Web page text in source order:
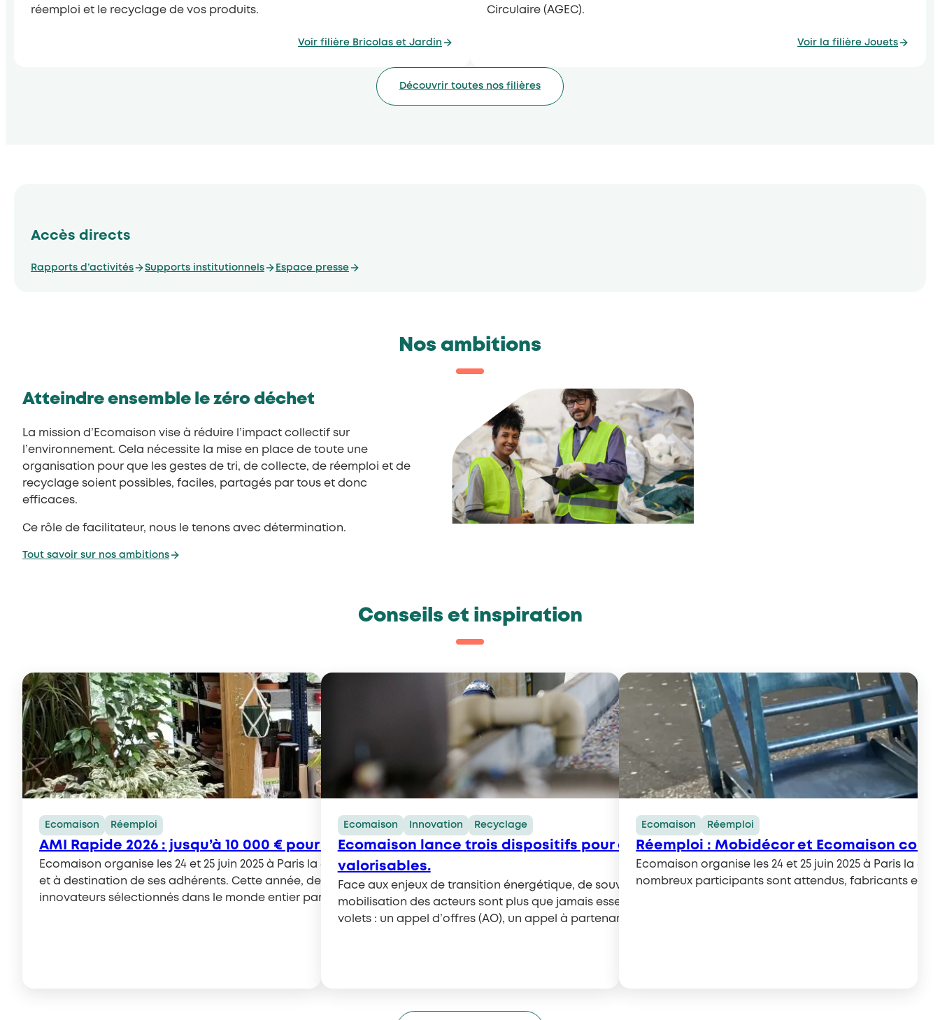
réemploi et le recyclage de vos produits.
Voir filière Bricolas et Jardin
Circulaire (AGEC).
Voir la filière Jouets
Découvrir toutes nos filières
Accès directs
Rapports d’activités Supports institutionnels Espace presse
Nos ambitions
Atteindre ensemble le zéro déchet
La mission d’Ecomaison vise à réduire l’impact collectif sur
l’environnement. Cela nécessite la mise en place de toute une
organisation pour que les gestes de tri, de collecte, de réemploi et de
recyclage soient possibles, faciles, partagés par tous et donc
efficaces.
Ce rôle de facilitateur, nous le tenons avec détermination.
Tout savoir sur nos ambitions
Conseils et inspiration
Ecomaison Réemploi
AMI Rapide 2026 : jusqu’à 10 000 € pour accélérer vos projets de réemploi
Ecomaison organise les 24 et 25 juin 2025 à Paris la 6ème édition des Innovation Days. Un évènement gratuit, dédié à l’éco-conception
et à destination de ses adhérents. Cette année, de nombreux participants sont attendus, fabricants et distributeurs adhérents et
innovateurs sélectionnés dans le monde entier par nos experts.
Ecomaison Innovation Recyclage
Ecomaison lance trois dispositifs pour accélérer la consommation industrielle de
valorisables.
Face aux enjeux de transition énergétique, de souveraineté des ressources et de décarbonation de
mobilisation des acteurs sont plus que jamais essentielles. C’est dans cette dynamique qu’Ecomaison
volets : un appel d’offres (AO), un appel à partenariat d’innovation (PI) et un appel à manifestation d’intérêt
Ecomaison Réemploi
Réemploi : Mobidécor et Ecomaison
Ecomaison organise les 24 et 25 juin 2025 à Paris la
nombreux participants sont attendus, fabricants et